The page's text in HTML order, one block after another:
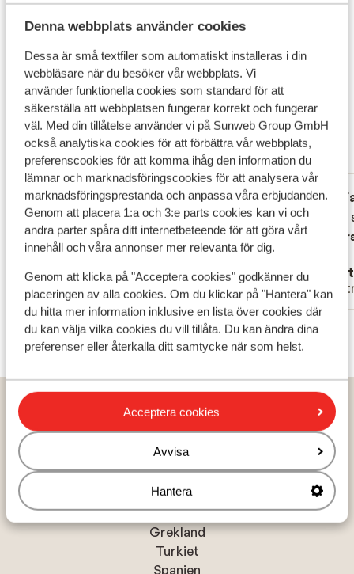
Denna webbplats använder cookies
Dessa är små textfiler som automatiskt installeras i din
webbläsare när du besöker vår webbplats. Vi
använder funktionella cookies som standard för att
säkerställa att webbplatsen fungerar korrekt och fungerar
väl. Med din tillåtelse använder vi på Sunweb Group GmbH
också analytiska cookies för att förbättra vår webbplats,
preferenscookies för att komma ihåg den information du
lämnar och marknadsföringscookies för att analysera vår
marknadsföringsprestanda och anpassa våra erbjudanden.
Genom att placera 1:a och 3:e parts cookies kan vi och
andra parter spåra ditt internetbeteende för att göra vårt
innehåll och våra annonser mer relevanta för dig.
Genom att klicka på "Acceptera cookies" godkänner du
placeringen av alla cookies. Om du klickar på "Hantera" kan
du hitta mer information inklusive en lista över cookies där
du kan välja vilka cookies du vill tillåta. Du kan ändra dina
preferenser eller återkalla ditt samtycke när som helst.
Acceptera cookies
Avvisa
Hantera
dig en skön massage – perfekt efter en dag fylld av sol
och bad.
Vad våra gäster tycker
Det här är 100 % äkta kundrecensioner som verkligen
speglar deras upplevelser av vår produkt.
Mer om recensioner
8.2 Fantastisk
130 omdömen
Mest bokad av familj
9.0 Fantastisk
för 2 veckor sedan
Prima prijs kwaliteit reeds tweemaal
geweest naar zelfde hotel
Prima prijs kwaliteit reeds tweemaal
geweest naar zelfde hotel
Översätt till svenska
J.J
Partner
9.6
Visa alla 130 omdömen
Hem
Palmin Hotel
Populära länder
Grekland
Turkiet
Spanien